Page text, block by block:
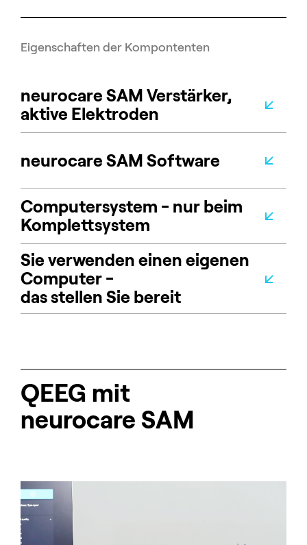
Eigenschaften der Kompontenten
neurocare SAM Verstärker,
aktive Elektroden
neurocare SAM Software
Computersystem - nur beim
Komplettsystem
Sie verwenden einen eigenen
Computer -
das stellen Sie bereit
QEEG mit
neurocare SAM